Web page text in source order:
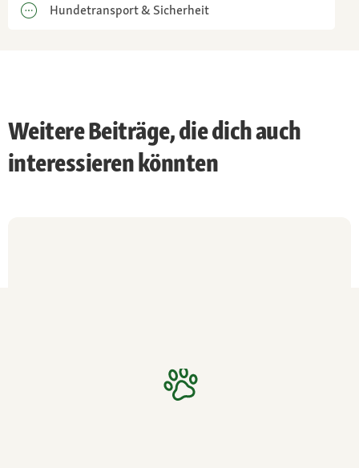
neigt bisweilen zu Hüftgelenkdysplasie,
Hundetransport & Sicherheit
Weitere Beiträge, die dich auch
interessieren könnten